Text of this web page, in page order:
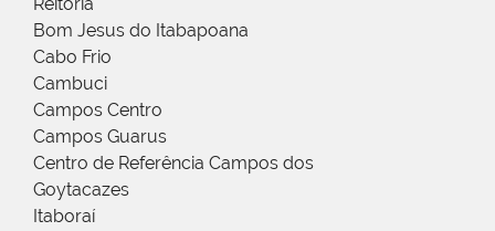
Bom Jesus do Itabapoana
Cabo Frio
Cambuci
Campos Centro
Campos Guarus
Centro de Referência Campos dos
Goytacazes
Itaboraí